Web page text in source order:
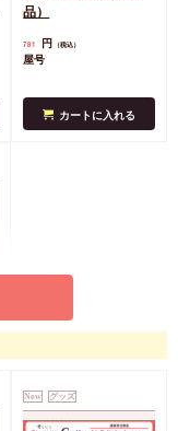
品）
781 円 （税込）
屋号
カートに入れる
New グッズ